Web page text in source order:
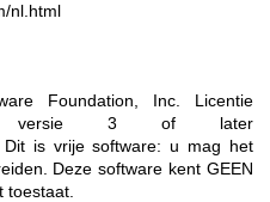
nl.html
Foundation, Inc. Licentie
versie 3 of later
Dit is vrije software: u mag het
Deze software kent GEEN
toestaat.